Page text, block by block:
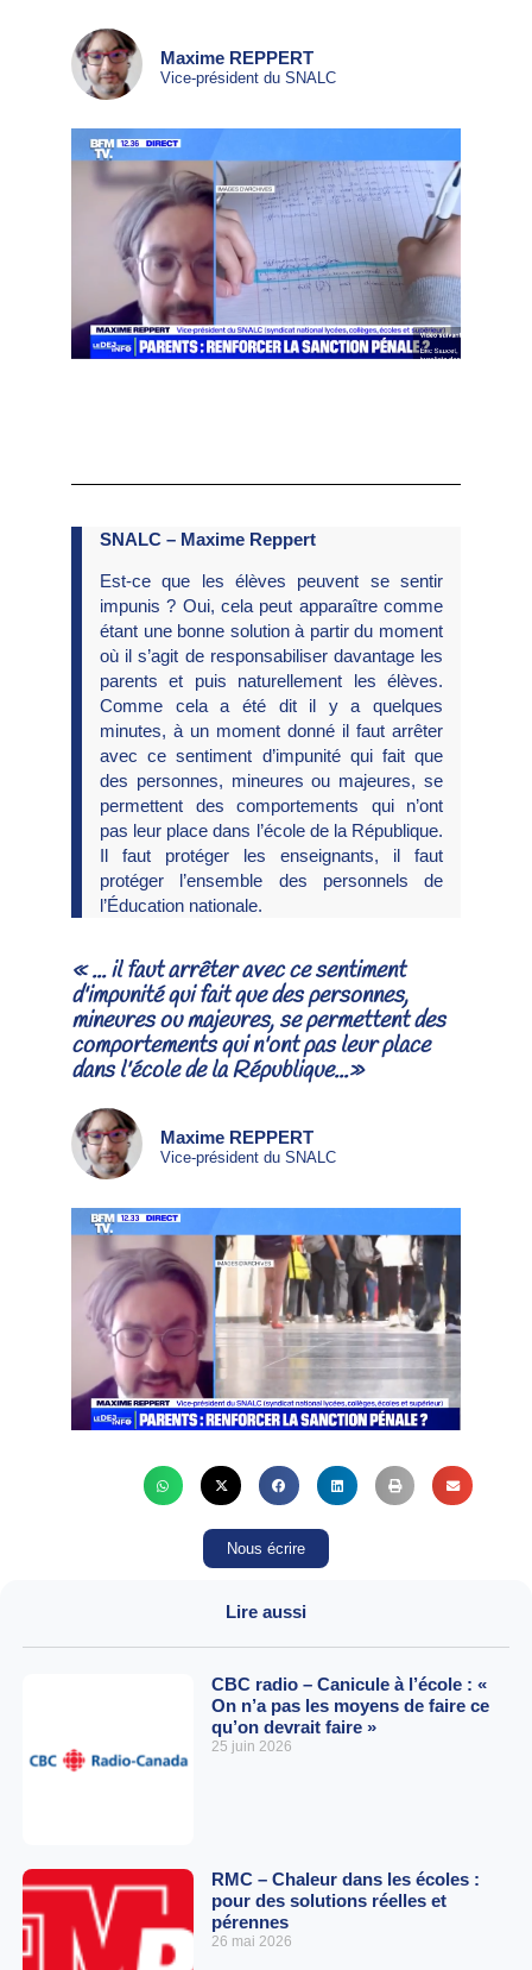
Maxime REPPERT
Vice-président du SNALC
SNALC – Maxime Reppert
Est-ce que les élèves peuvent se sentir
impunis ? Oui, cela peut apparaître comme
étant une bonne solution à partir du moment
où il s’agit de responsabiliser davantage les
parents et puis naturellement les élèves.
Comme cela a été dit il y a quelques
minutes, à un moment donné il faut arrêter
avec ce sentiment d’impunité qui fait que
des personnes, mineures ou majeures, se
permettent des comportements qui n’ont
pas leur place dans l’école de la République.
Il faut protéger les enseignants, il faut
protéger l’ensemble des personnels de
l’Éducation nationale.
« ... il faut arrêter avec ce sentiment
d'impunité qui fait que des personnes,
mineures ou majeures, se permettent des
comportements qui n'ont pas leur place
dans l'école de la République...»
Maxime REPPERT
Vice-président du SNALC
Nous écrire
Lire aussi
CBC radio – Canicule à l’école : «
On n’a pas les moyens de faire ce
qu’on devrait faire »
25 juin 2026
RMC – Chaleur dans les écoles :
pour des solutions réelles et
pérennes
26 mai 2026